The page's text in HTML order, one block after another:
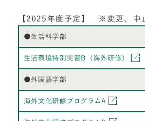
【2025年度予定】 ※変更、中
●生活科学部
生活環境特別実習B（海外研修）
●外国語学部
海外文化研修プログラムA